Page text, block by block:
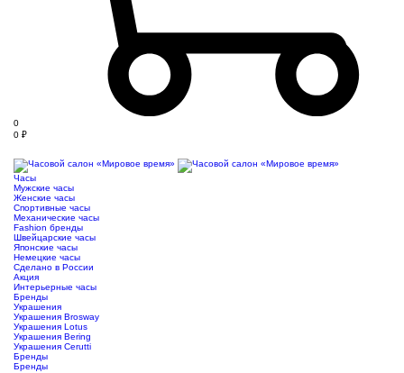
0
0 ₽
Часы
Мужские часы
Женские часы
Спортивные часы
Механические часы
Fashion бренды
Швейцарские часы
Японские часы
Немецкие часы
Сделано в России
Акция
Интерьерные часы
Бренды
Украшения
Украшения Brosway
Украшения Lotus
Украшения Bering
Украшения Cerutti
Бренды
Бренды